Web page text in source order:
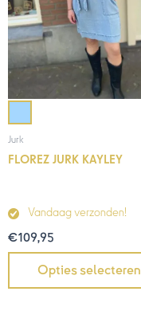
Jurk
FLOREZ JURK KAYLEY
Vandaag verzonden!
€109,95
Opties selecteren